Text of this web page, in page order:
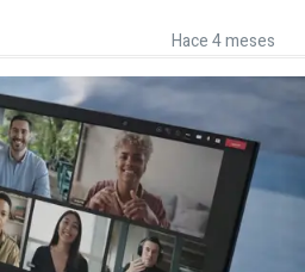
Hace 4 meses